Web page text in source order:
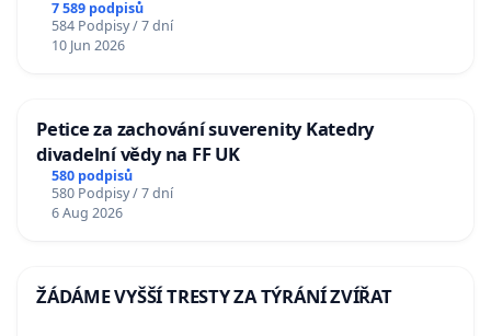
7 589 podpisů
584 Podpisy / 7 dní
10 Jun 2026
Petice za zachování suverenity Katedry
divadelní vědy na FF UK
580 podpisů
580 Podpisy / 7 dní
6 Aug 2026
ŽÁDÁME VYŠŠÍ TRESTY ZA TÝRÁNÍ ZVÍŘAT